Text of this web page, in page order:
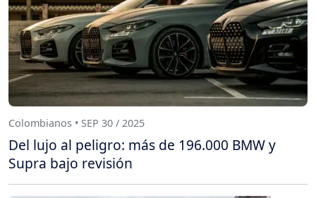
Colombianos • SEP 30 / 2025
Del lujo al peligro: más de 196.000 BMW y
Supra bajo revisión